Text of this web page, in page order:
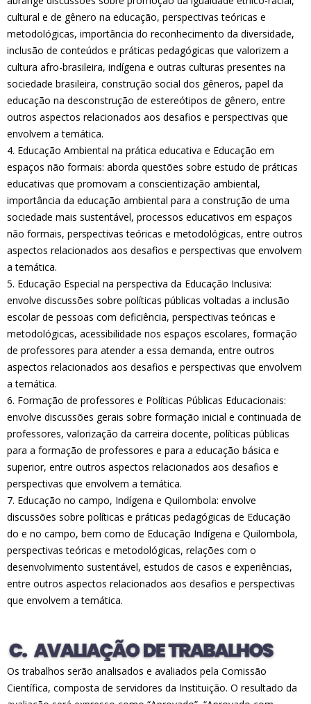
cultural e de gênero na educação, perspectivas teóricas e
metodológicas, importância do reconhecimento da diversidade,
inclusão de conteúdos e práticas pedagógicas que valorizem a
cultura afro-brasileira, indígena e outras culturas presentes na
sociedade brasileira, construção social dos gêneros, papel da
educação na desconstrução de estereótipos de gênero, entre
outros aspectos relacionados aos desafios e perspectivas que
envolvem a temática.
4. Educação Ambiental na prática educativa e Educação em
espaços não formais: aborda questões sobre estudo de práticas
educativas que promovam a conscientização ambiental,
importância da educação ambiental para a construção de uma
sociedade mais sustentável, processos educativos em espaços
não formais, perspectivas teóricas e metodológicas, entre outros
aspectos relacionados aos desafios e perspectivas que envolvem
a temática.
5. Educação Especial na perspectiva da Educação Inclusiva:
envolve discussões sobre políticas públicas voltadas a inclusão
escolar de pessoas com deficiência, perspectivas teóricas e
metodológicas, acessibilidade nos espaços escolares, formação
de professores para atender a essa demanda, entre outros
aspectos relacionados aos desafios e perspectivas que envolvem
a temática.
6. Formação de professores e Políticas Públicas Educacionais:
envolve discussões gerais sobre formação inicial e continuada de
professores, valorização da carreira docente, políticas públicas
para a formação de professores e para a educação básica e
superior, entre outros aspectos relacionados aos desafios e
perspectivas que envolvem a temática.
7. Educação no campo, Indígena e Quilombola: envolve
discussões sobre políticas e práticas pedagógicas de Educação
do e no campo, bem como de Educação Indígena e Quilombola,
perspectivas teóricas e metodológicas, relações com o
desenvolvimento sustentável, estudos de casos e experiências,
entre outros aspectos relacionados aos desafios e perspectivas
que envolvem a temática.
Os trabalhos serão analisados e avaliados pela Comissão
Científica, composta de servidores da Instituição. O resultado da